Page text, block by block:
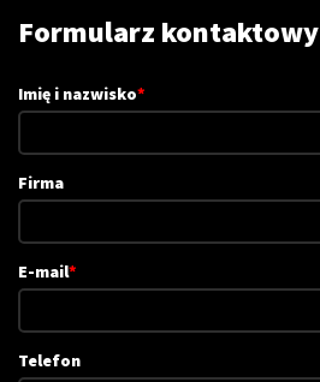
Formularz kontaktowy
Imię i nazwisko*
Firma
E-mail*
Telefon